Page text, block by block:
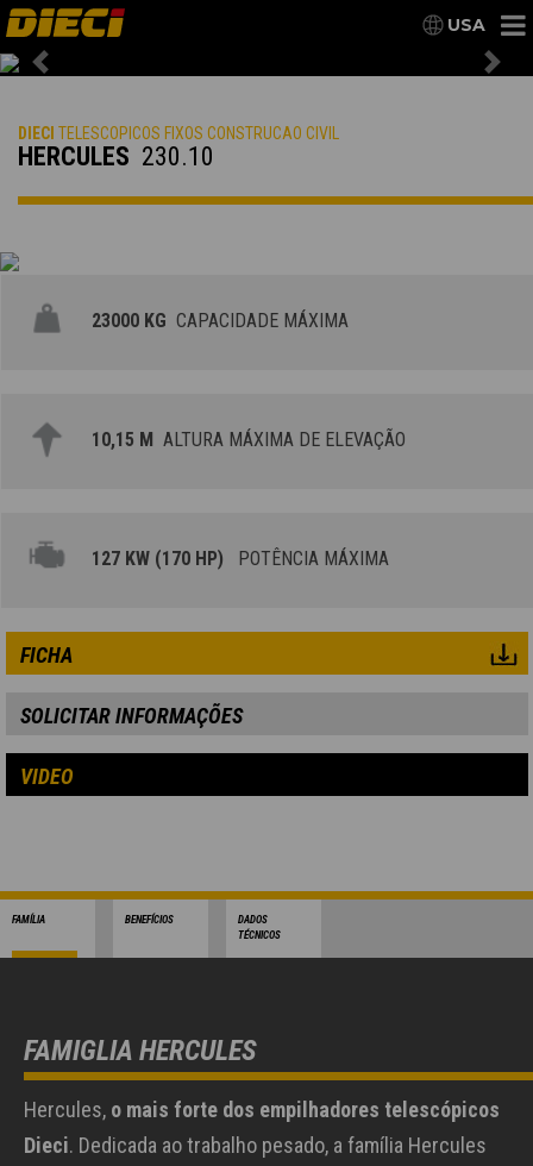
USA
Previous
DIECI TELESCOPICOS FIXOS CONSTRUCAO CIVIL
HERCULES 230.10
23000 KG CAPACIDADE MÁXIMA
10,15 M ALTURA MÁXIMA DE ELEVAÇÃO
127 KW (170 HP) POTÊNCIA MÁXIMA
FICHA
SOLICITAR INFORMAÇÕES
VIDEO
FAMÍLIA BENEFÍCIOS
DADOS
TÉCNICOS
FAMIGLIA HERCULES
Hercules, o mais forte dos empilhadores telescópicos
Dieci. Dedicada ao trabalho pesado, a família Hercules